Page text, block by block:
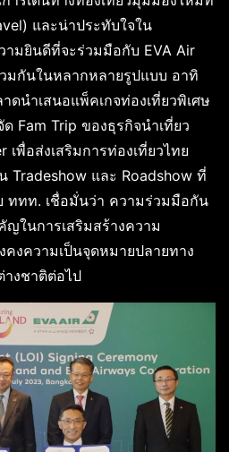
และน่าประทับใจใน
มยินดีที่จะร่วมมือกับ EVA Air
มกันในหลากหลายรูปแบบ อาทิ
ดนำเสนอแพ็คเกจท่องเที่ยวพิเศษ
Fam Trip ของธุรกิจนำเที่ยว
พื่อส่งเสริมการท่องเที่ยวไทย
Tradeshow และ Roadshow ที่
ททท. เชื่อมั่นว่า ความร่วมมือกัน
ญในการเสริมสร้างความ
คงความเป็นจุดหมายปลายทาง
างชาติต่อไป